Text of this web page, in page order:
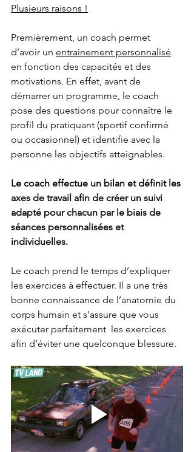
Plusieurs raisons !
Premièrement, un coach permet
d’avoir un entrainement personnalisé
en fonction des capacités et des
motivations. En effet, avant de
démarrer un programme, le coach
pose des questions pour connaître le
profil du pratiquant (sportif confirmé
ou occasionnel) et identifie avec la
personne les objectifs atteignables.
Le coach effectue un bilan et définit les
axes de travail afin de créer un suivi
adapté pour chacun par le biais de
séances personnalisées et
individuelles.
Le coach prend le temps d’expliquer
les exercices à effectuer. Il a une très
bonne connaissance de l’anatomie du
corps humain et s’assure que vous
exécuter parfaitement  les exercices
afin d’éviter une quelconque blessure.